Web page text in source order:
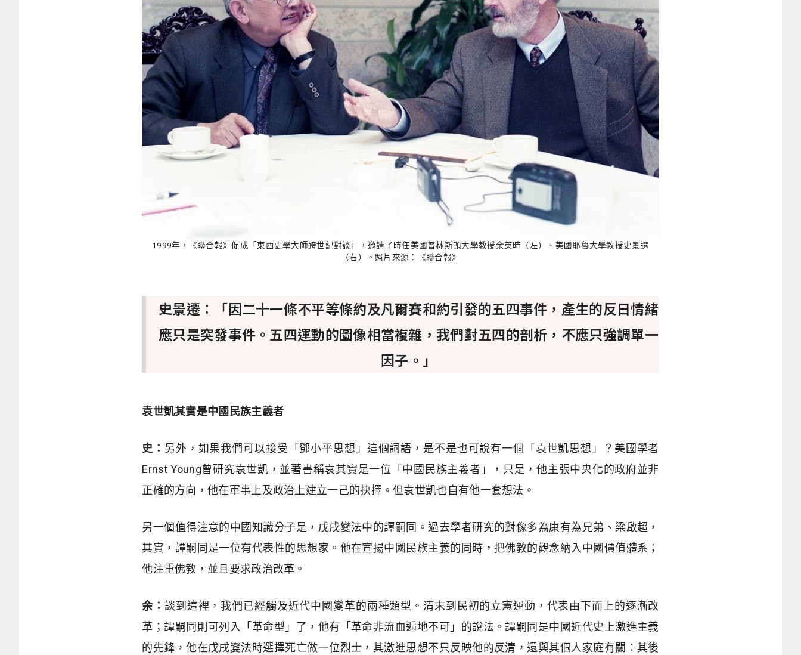
1999年，《聯合報》促成「東西史學大師跨世紀對談」，邀請了時任美國普林斯頓大學教授余英時（左）、美國耶魯大學教授史景遷
（右）。照片來源：《聯合報》
史景遷：「因二十一條不平等條約及凡爾賽和約引發的五四事件，產生的反日情緒
應只是突發事件。五四運動的圖像相當複雜，我們對五四的剖析，不應只強調單一
因子。」
袁世凱其實是中國民族主義者
史： 另外，如果我們可以接受「鄧小平思想」這個詞語，是不是也可說有一個「袁世凱思想」？美國學者
Ernst Young曾研究袁世凱，並著書稱袁其實是一位「中國民族主義者」，只是，他主張中央化的政府並非
正確的方向，他在軍事上及政治上建立一己的抉擇。但袁世凱也自有他一套想法。
另一個值得注意的中國知識分子是，戊戌變法中的譚嗣同。過去學者研究的對像多為康有為兄弟、梁啟超，
其實，譚嗣同是一位有代表性的思想家。他在宣揚中國民族主義的同時，把佛教的觀念納入中國價值體系；
他注重佛教，並且要求政治改革。
余：談到這裡，我們已經觸及近代中國變革的兩種類型。清末到民初的立憲運動，代表由下而上的逐漸改
革；譚嗣同則可列入「革命型」了，他有「革命非流血遍地不可」的說法。譚嗣同是中國近代史上激進主義
的先鋒，他在戊戌變法時選擇死亡做一位烈士，其激進思想不只反映他的反清，還與其個人家庭有關：其後